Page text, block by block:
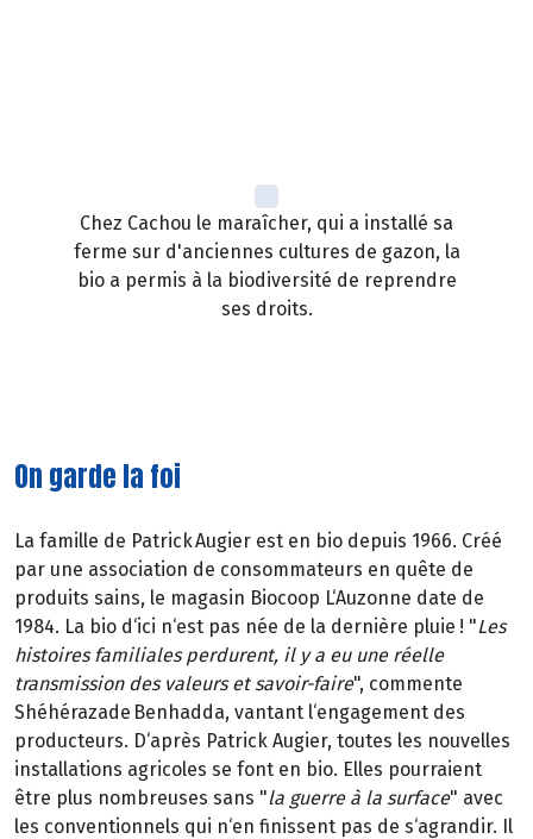
Chez Cachou le maraîcher, qui a installé sa
ferme sur d'anciennes cultures de gazon, la
bio a permis à la biodiversité de reprendre
ses droits.
On garde la foi
La famille de Patrick Augier est en bio depuis 1966. Créé
par une association de consommateurs en quête de
produits sains, le magasin Biocoop L‘Auzonne date de
1984. La bio d‘ici n‘est pas née de la dernière pluie ! "Les
histoires familiales perdurent, il y a eu une réelle
transmission des valeurs et savoir-faire", commente
Shéhérazade Benhadda, vantant l‘engagement des
producteurs. D‘après Patrick Augier, toutes les nouvelles
installations agricoles se font en bio. Elles pourraient
être plus nombreuses sans "la guerre à la surface" avec
les conventionnels qui n‘en finissent pas de s‘agrandir. Il